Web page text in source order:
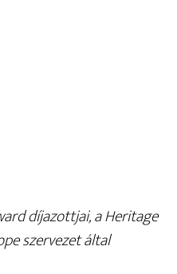
díjazottjai, a Heritage
szervezet által